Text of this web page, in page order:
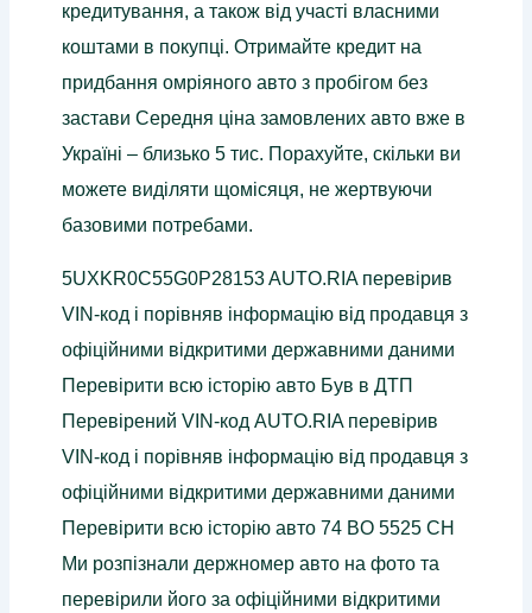
кредитування, а також від участі власними
коштами в покупці. Отримайте кредит на
придбання омріяного авто з пробігом без
застави Середня ціна замовлених авто вже в
Україні – близько 5 тис. Порахуйте, скільки ви
можете виділяти щомісяця, не жертвуючи
базовими потребами.
5UXKR0C55G0P28153 AUTO.RIA перевірив
VIN-код і порівняв інформацію від продавця з
офіційними відкритими державними даними
Перевірити всю історію авто Був в ДТП
Перевірений VIN-код AUTO.RIA перевірив
VIN-код і порівняв інформацію від продавця з
офіційними відкритими державними даними
Перевірити всю історію авто 74 BO 5525 CH
Ми розпізнали держномер авто на фото та
перевірили його за офіційними відкритими